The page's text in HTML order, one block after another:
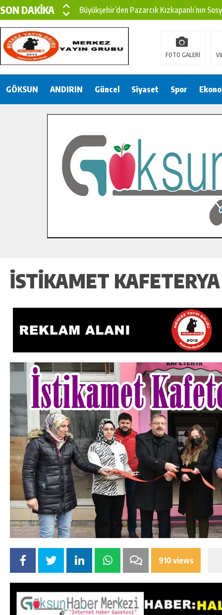
SON DAKİKA
Büyükşehir’den Pazarcık Kızkapanlı’nın
Büyükşehir’den Pazarcık Kırsalına Modern
Çin’den KSÜ’ye Uluslararası Başarı:
Gençler Pusula Maraş Kampında Yeni
İlçe Jandarma Komutanı Karakaya’dan
Bertiz’in Yeni Köprüsünde Sona Doğru.
FOTO GALERİ
GÖKSUN ANDIRIN Güncel Siyaset Spor
İSTIKAMET
910 views